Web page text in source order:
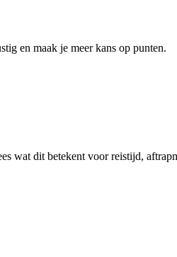
en maak je meer kans op punten.
wat dit betekent voor reistijd,